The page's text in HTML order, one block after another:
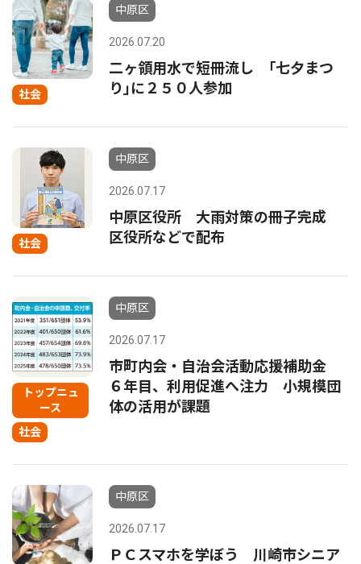
社会
中原区
2026.07.20
二ヶ領用水で短冊流し ｢七夕まつ
り｣に２５０人参加
社会
中原区
2026.07.17
中原区役所 大雨対策の冊子完成
区役所などで配布
トップニュ
ース
社会
中原区
2026.07.17
市町内会・自治会活動応援補助金
６年目、利用促進へ注力 小規模団
体の活用が課題
中原区
2026.07.17
ＰＣスマホを学ぼう 川崎市シニア